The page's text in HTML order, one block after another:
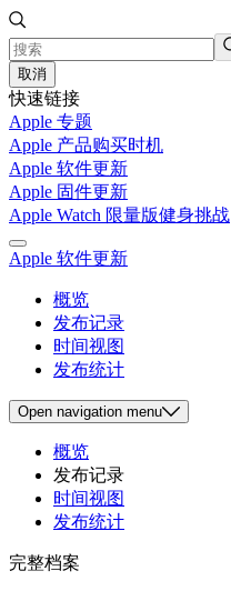
取消
快速链接
Apple 专题
Apple 产品购买时机
Apple 软件更新
Apple 固件更新
Apple Watch 限量版健身挑战
Apple 软件更新
概览
发布记录
时间视图
发布统计
Open navigation menu
概览
发布记录
时间视图
发布统计
完整档案